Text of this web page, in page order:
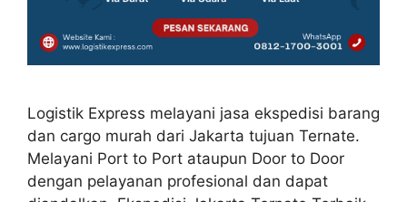
Logistik Express melayani jasa ekspedisi barang
dan cargo murah dari Jakarta tujuan Ternate.
Melayani Port to Port ataupun Door to Door
dengan pelayanan profesional dan dapat